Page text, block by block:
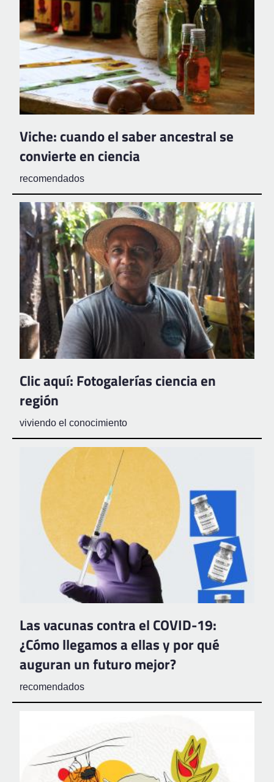
Viche: cuando el saber ancestral se
convierte en ciencia
recomendados
Clic aquí: Fotogalerías ciencia en
región
viviendo el conocimiento
Las vacunas contra el COVID-19:
¿Cómo llegamos a ellas y por qué
auguran un futuro mejor?
recomendados